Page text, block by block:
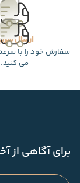
ارسال
سفارش خود را با
می کنید.
برای آگاهی از